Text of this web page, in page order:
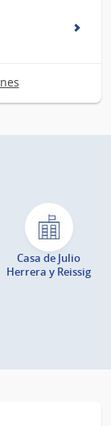
Casa de Julio
Herrera y Reissig